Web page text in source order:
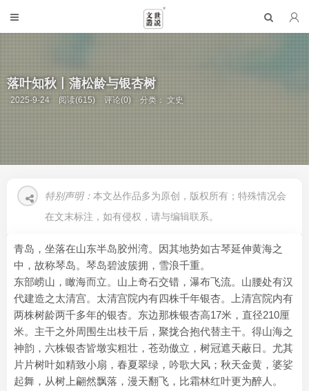
落叶知秋丨蒲松龄与银杏树
2025-9-24 阅读(615) 评论(0) 分类：文史
特别声明： 本文丛作品多为原创，版权所有；特殊情况会
在文末标注，如有侵权，请与编辑联系。
青岛，坐落在山东半岛胶州湾。因其地势如古琴延伸黄海之
中，故称琴岛。琴岛碧波簇拥，雪浪千重。
东部崂山，瞰海而立。山上奇石交错，瀑布飞流。山腰处有汉
代建造之太清宫。太清宫院内有四株千年银杏。上清宫院内有
两株树龄两千多年的银杏。东边那株银杏高17米，直径210厘
米。主干之外周围生出枝干后，聚拢合抱代替主干。得山海之
神韵，六株银杏皆墩实粗壮，苍劲傲立，树冠遮天蔽日。尤其
片片树叶如精致小扇，春夏翠绿，吟歌大风；秋天金黄，婆娑
起舞，从树上翩然飘落，漫天翻飞，比霜林红叶更为醉人。